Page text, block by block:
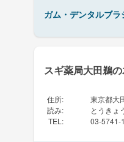
ガム・デンタルブ
スギ薬局大田鵜
住所:
東京都大
読み:
とうきょ
TEL : 03-5741-